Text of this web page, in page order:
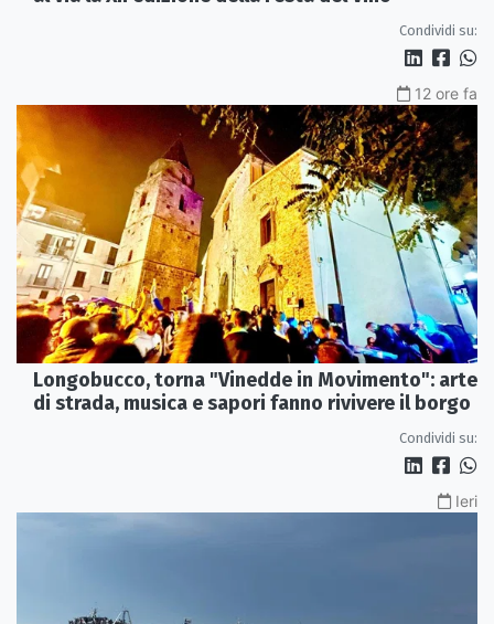
Condividi su:
12 ore fa
Longobucco, torna "Vinedde in Movimento": arte
di strada, musica e sapori fanno rivivere il borgo
Condividi su:
Ieri